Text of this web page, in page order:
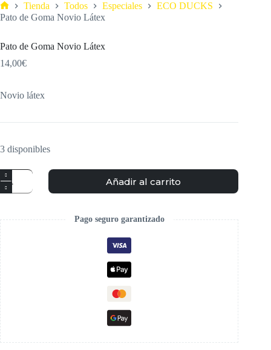
Tienda Todos Especiales
ECO DUCKS
Pato de Goma Novio Látex
Pato de Goma Novio Látex
14,00€
Novio látex
3 disponibles
Añadir al carrito
Pago seguro garantizado